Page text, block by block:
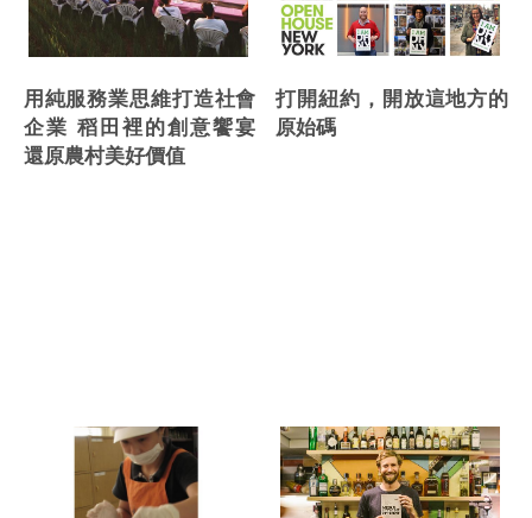
用純服務業思維打造社會
企業 稻田裡的創意饗宴
還原農村美好價值
打開紐約，開放這地方的
原始碼